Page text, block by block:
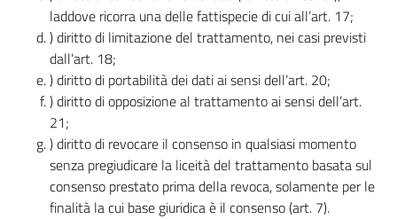
laddove ricorra una delle fattispecie di cui all’art. 17;
) diritto di limitazione del trattamento, nei casi previsti
dall’art. 18;
) diritto di portabilità dei dati ai sensi dell’art. 20;
) diritto di opposizione al trattamento ai sensi dell’art.
21;
) diritto di revocare il consenso in qualsiasi momento
senza pregiudicare la liceità del trattamento basata sul
consenso prestato prima della revoca, solamente per le
finalità la cui base giuridica è il consenso (art. 7).